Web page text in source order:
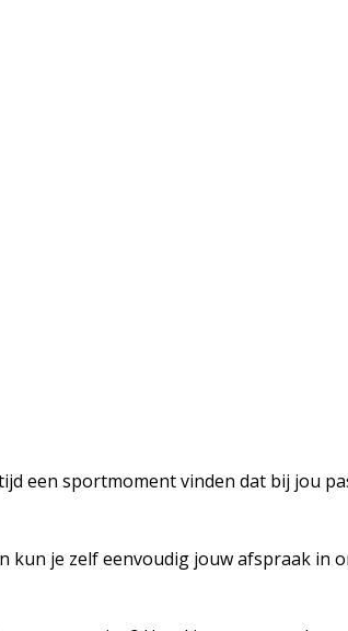
een sportmoment vinden dat bij jou
kun je zelf eenvoudig jouw afspraak in